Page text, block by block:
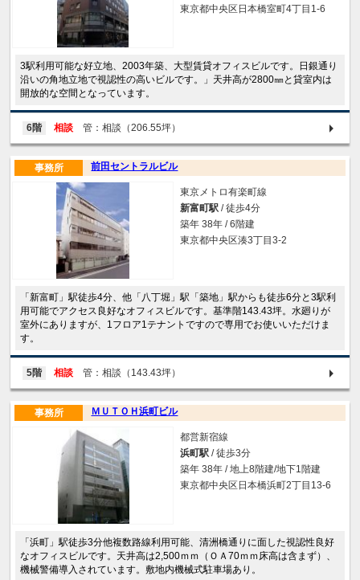
東京都中央区日本橋室町4丁目1-6
3駅利用可能な好立地、2003年築、大型賃貸オフィスビルです。日銀通り
沿いの角地立地で視認性の高いビルです。」天井高が2800㎜と貸室内は
開放的な空間となっています。
6階 相談 管：相談（206.55坪）
前田セントラルビル
事務所
東京メトロ有楽町線
新富町駅 / 徒歩4分
築年 38年 / 6階建
東京都中央区湊3丁目3-2
「新富町」駅徒歩4分、他「八丁堀」駅「築地」駅からも徒歩6分と3駅利
用可能でアクセス良好なオフィスビルです。基準階143.43坪。水廻りが
室外にありますが、1フロア1テナントですので専用でお使いいただけま
す。
5階 相談 管：相談（143.43坪）
ＭＵＴＯＨ浜町ビル
事務所
都営新宿線
浜町駅 / 徒歩3分
築年 38年 / 地上8階建/地下1階建
東京都中央区日本橋浜町2丁目13-6
「浜町」駅徒歩3分他複数路線利用可能、清洲橋通りに面した視認性良好
なオフィスビルです。天井高は2,500ｍｍ（ＯＡ70ｍｍ床高は含まず）、
機械警備導入されています。敷地内機械式駐車場あり。